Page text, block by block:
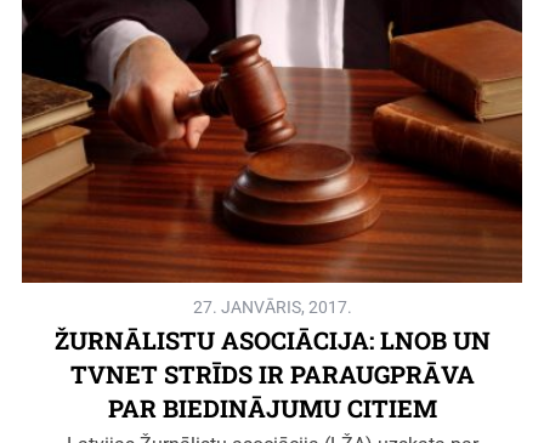
27. JANVĀRIS, 2017.
ŽURNĀLISTU ASOCIĀCIJA: LNOB UN
TVNET STRĪDS IR PARAUGPRĀVA
PAR BIEDINĀJUMU CITIEM